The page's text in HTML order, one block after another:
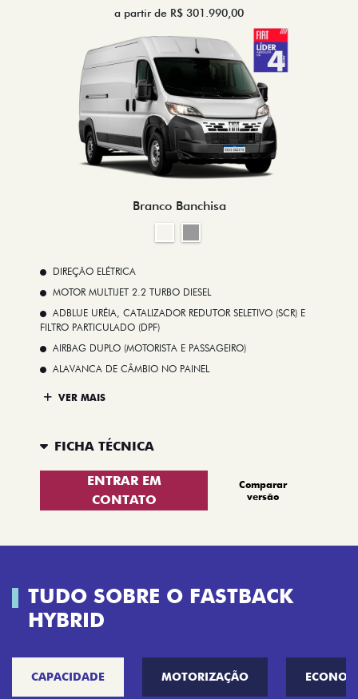
a partir de R$ 301.990,00
Branco Banchisa
DIREÇÃO ELÉTRICA
MOTOR MULTIJET 2.2 TURBO DIESEL
ADBLUE URÉIA, CATALIZADOR REDUTOR SELETIVO (SCR) E
FILTRO PARTICULADO (DPF)
AIRBAG DUPLO (MOTORISTA E PASSAGEIRO)
ALAVANCA DE CÂMBIO NO PAINEL
VER MAIS
FICHA TÉCNICA
ENTRAR EM
CONTATO
Comparar
versão
TUDO SOBRE O FASTBACK
HYBRID
CAPACIDADE MOTORIZAÇÃO